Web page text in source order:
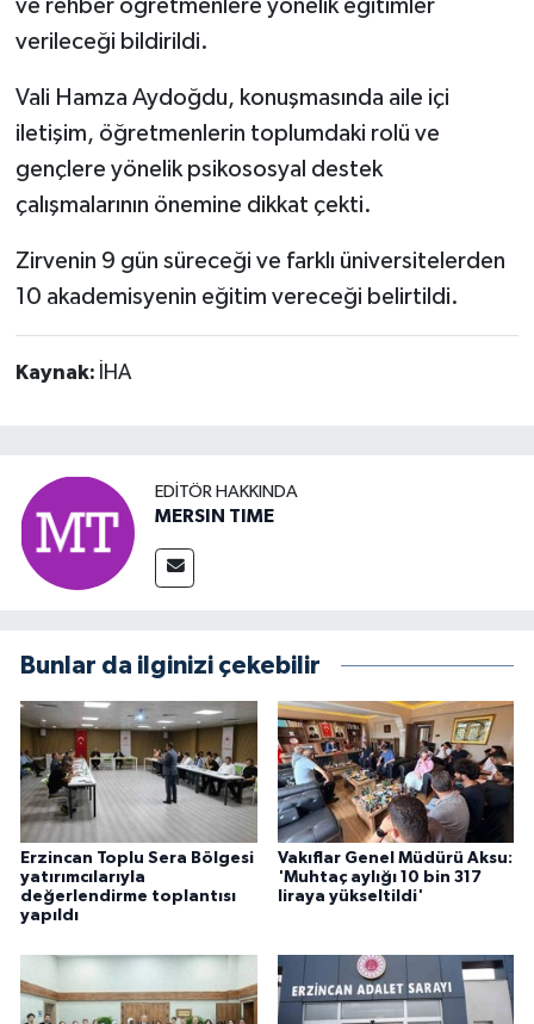
ve rehber öğretmenlere yönelik eğitimler
verileceği bildirildi.
Vali Hamza Aydoğdu, konuşmasında aile içi
iletişim, öğretmenlerin toplumdaki rolü ve
gençlere yönelik psikososyal destek
çalışmalarının önemine dikkat çekti.
Zirvenin 9 gün süreceği ve farklı üniversitelerden
10 akademisyenin eğitim vereceği belirtildi.
Kaynak: İHA
EDITÖR HAKKINDA
MERSIN TIME
Bunlar da ilginizi çekebilir
Erzincan Toplu Sera Bölgesi
yatırımcılarıyla
değerlendirme toplantısı
yapıldı
Vakıflar Genel Müdürü Aksu:
'Muhtaç aylığı 10 bin 317
liraya yükseltildi'